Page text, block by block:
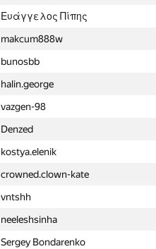
Ευάγγελος Πίπης
makcum888w
bunosbb
halin.george
vazgen-98
Denzed
kostya.elenik
crowned.clown-kate
vntshh
neeleshsinha
Sergey Bondarenko
Ishtirokchi